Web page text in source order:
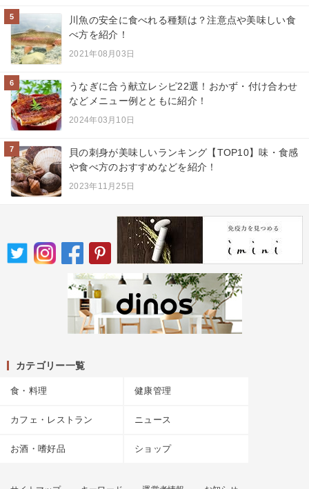
5
川魚の安全に食べれる種類は？注意点や美味しい食
べ方を紹介！
2021年08月03日
6
うなぎに合う献立レシピ22選！おかず・付け合わせ
などメニュー例とともに紹介！
2024年03月10日
7
貝の刺身が美味しいランキング【TOP10】味・食感
や食べ方のおすすめなどを紹介！
2023年11月25日
カテゴリー一覧
食・料理 健康管理
カフェ・レストラン ニュース
お酒・嗜好品 ショップ